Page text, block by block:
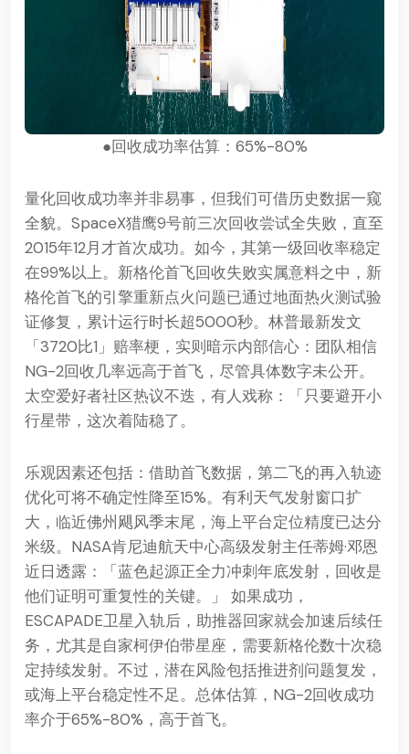
●回收成功率估算：65%-80%
量化回收成功率并非易事，但我们可借历史数据一窥
全貌。SpaceX猎鹰9号前三次回收尝试全失败，直至
2015年12月才首次成功。如今，其第一级回收率稳定
在99%以上。新格伦首飞回收失败实属意料之中，新
格伦首飞的引擎重新点火问题已通过地面热火测试验
证修复，累计运行时长超5000秒。林普最新发文
「3720比1」赔率梗，实则暗示内部信心：团队相信
NG-2回收几率远高于首飞，尽管具体数字未公开。
太空爱好者社区热议不迭，有人戏称：「只要避开小
行星带，这次着陆稳了。
乐观因素还包括：借助首飞数据，第二飞的再入轨迹
优化可将不确定性降至15%。有利天气发射窗口扩
大，临近佛州飓风季末尾，海上平台定位精度已达分
米级。NASA肯尼迪航天中心高级发射主任蒂姆·邓恩
近日透露：「蓝色起源正全力冲刺年底发射，回收是
他们证明可重复性的关键。」 如果成功，
ESCAPADE卫星入轨后，助推器回家就会加速后续任
务，尤其是自家柯伊伯带星座，需要新格伦数十次稳
定持续发射。不过，潜在风险包括推进剂问题复发，
或海上平台稳定性不足。总体估算，NG-2回收成功
率介于65%-80%，高于首飞。